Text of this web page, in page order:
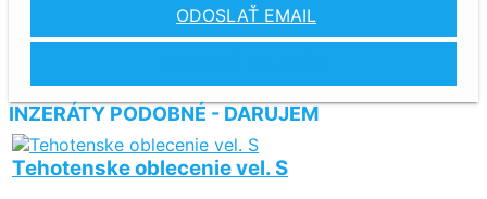
ODOSLAŤ EMAIL
INZERÁTY PODOBNÉ - DARUJEM
Tehotenske oblecenie vel. S